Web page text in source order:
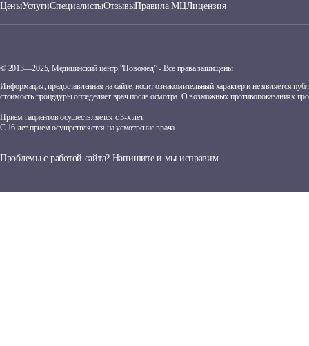
ЦеныУслугиСпециалистыОтзывыПравила МЦЛицензия
© 2013—2025, Медицинский центр “Новомед” - Все права защищены
Информация, предоставленная на сайте, носит ознакомительный характер и не является
стоимость процедуры определяет врач после осмотра. О возможных противопоказаниях
Прием пациентов осуществляется с 3-х лет.
С 16 лет прием осуществляется на усмотрение врача.
Проблемы с работой сайта? Напишите и мы исправим